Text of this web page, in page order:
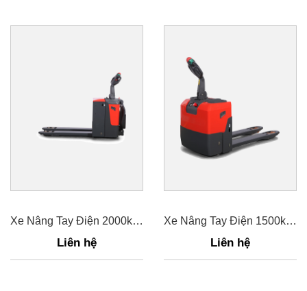
Xe Nâng Tay Điện 2000kg PT20
Liên hệ
Xe Nâng Tay Điện 1500kg PT15
Liên hệ